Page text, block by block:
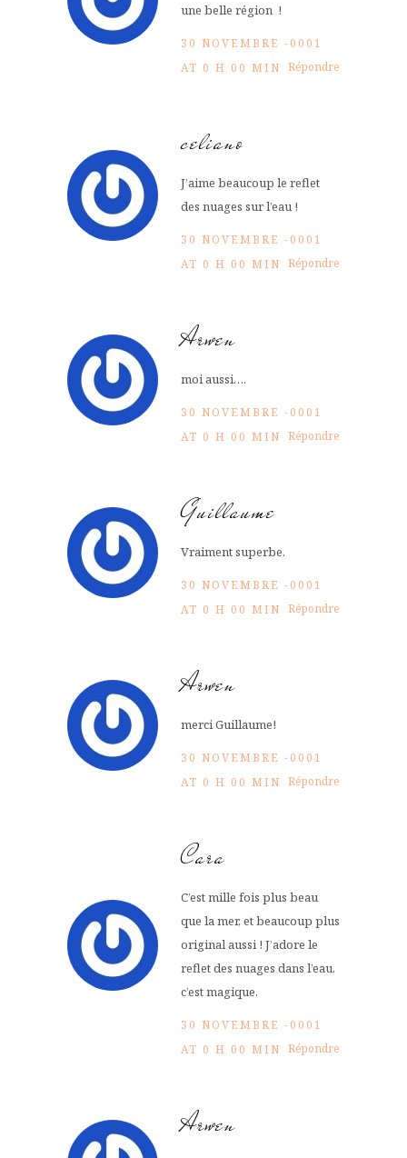
une belle région !
30 NOVEMBRE -0001
AT 0 H 00 MIN Répondre
celiano
J’aime beaucoup le reflet
des nuages sur l’eau !
30 NOVEMBRE -0001
AT 0 H 00 MIN Répondre
Arwen
moi aussi….
30 NOVEMBRE -0001
AT 0 H 00 MIN Répondre
Guillaume
Vraiment superbe.
30 NOVEMBRE -0001
AT 0 H 00 MIN Répondre
Arwen
merci Guillaume!
30 NOVEMBRE -0001
AT 0 H 00 MIN Répondre
Cara
C’est mille fois plus beau
que la mer, et beaucoup plus
original aussi ! J’adore le
reflet des nuages dans l’eau,
c’est magique.
30 NOVEMBRE -0001
AT 0 H 00 MIN Répondre
Arwen